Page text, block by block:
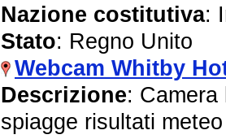
Nazione costitutiva:
Stato: Regno Unito
Webcam Whitby
Descrizione:
spiagge risultati